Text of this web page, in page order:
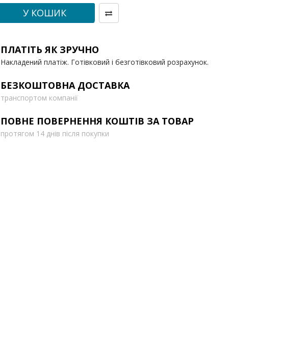
У КОШИК
ПЛАТІТЬ ЯК ЗРУЧНО
Накладений платіж. Готівковий і безготівковий розрахунок.
БЕЗКОШТОВНА ДОСТАВКА
транспортом компанії
ПОВНЕ ПОВЕРНЕННЯ КОШТІВ ЗА ТОВАР
протягом 14 днів після покупки